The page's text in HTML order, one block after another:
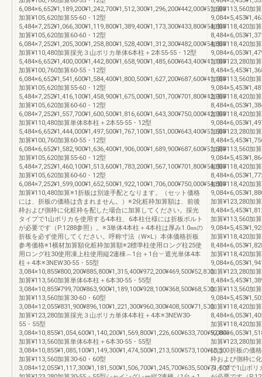
6,084×6,652¥1,189,200¥1,242,700¥1,512,300¥1,296,200¥442,000¥51,600
加算¥105,620加算55-60・12型
5,484×7,252¥1,066,300¥1,119,800¥1,389,400¥1,173,300¥433,800¥54,800
加算¥105,620加算60-60・12型
6,084×7,252¥1,205,300¥1,258,800¥1,528,400¥1,312,300¥482,000¥54,800
加算¥110,480加算採光３山ポリカ単体6本柱＋2本55-55・12型
5,484×6,652¥1,400,000¥1,442,800¥1,658,900¥1,485,600¥643,400¥41,100
加算¥100,760加算60-55・12型
6,084×6,652¥1,541,600¥1,584,400¥1,800,500¥1,627,200¥687,600¥41,100
加算¥105,620加算55-60・12型
5,484×7,252¥1,416,100¥1,458,900¥1,675,000¥1,501,700¥701,800¥42,900
加算¥105,620加算60-60・12型
6,084×7,252¥1,557,700¥1,600,500¥1,816,600¥1,643,300¥750,000¥42,900
加算¥110,480加算単体8本柱＋2本55-55・12型
5,484×6,652¥1,444,000¥1,497,500¥1,767,100¥1,551,000¥643,400¥51,600
加算¥100,760加算60-55・12型
6,084×6,652¥1,582,900¥1,636,400¥1,906,000¥1,689,900¥687,600¥51,600
加算¥105,620加算55-60・12型
5,484×7,252¥1,460,100¥1,513,600¥1,783,200¥1,567,100¥701,800¥54,800
加算¥105,620加算60-60・12型
6,084×7,252¥1,599,000¥1,652,500¥1,922,100¥1,706,000¥750,000¥54,800
加算¥110,480加算※1折板は別途手配となります。（セット価格
には、折板の価格は含まれません。）※2化粧枠加算額は、前後
枠および側枠に化粧枠を配した場合に加算してください。採光
タイプで1山ポリカを使用する4本柱、6本柱仕様には折板ボルト
が必要です（P.1288参照）。※3単体4本柱＋4本柱は厚み1.0㎜の
折板を必ず使用してください。呼称寸法（W×L）本体価格折板
参考価格※1横材加算額化粧枠加算額※2標準柱使用ロング柱25使
用ロング柱30使用凍上柱使用縦2連棟︵1台＋1台︶遮光単体4本
柱＋4本※3NEW30-55・55型
3,084×10,855¥800,200¥885,800¥1,315,400¥972,200¥469,500¥52,800
加算¥113,560加算単体6本柱＋6本30-55・55型
3,084×10,855¥799,700¥863,900¥1,189,100¥928,100¥368,500¥68,500
加算¥113,560加算30-60・60型
3,084×12,055¥831,900¥896,100¥1,221,300¥960,300¥408,500¥71,500
加算¥123,280加算採光３山ポリカ単体4本柱＋4本※3NEW30-
55・55型
3,084×10,855¥1,054,600¥1,140,200¥1,569,800¥1,226,600¥633,700¥52,800
加算¥113,560加算単体6本柱＋6本30-55・55型
3,084×10,855¥1,085,100¥1,149,300¥1,474,500¥1,213,500¥573,100¥68,500
加算¥113,560加算30-60・60型
3,084×12,055¥1,117,300¥1,181,500¥1,506,700¥1,245,700¥635,500¥71,500
加算¥113,560加
加算¥118,420加
加算¥118,420加
加算¥123,280加
加算¥113,560加
加算¥118,420加
加算¥118,420加
加算¥123,280加
加算¥113,560加
加算¥118,420加
加算¥118,420加
加算¥123,280加
加算¥113,560加
加算¥118,420加
加算¥118,420加
加算¥123,280加
加算¥113,560加
加算¥118,420加
加算¥118,420加
加算¥123,280加
には、折板の価
枠および側枠に
タイプで1山ポリ